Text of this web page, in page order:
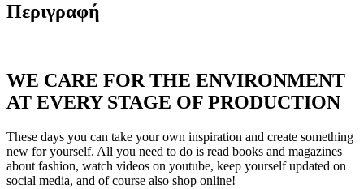
Περιγραφή
WE CARE FOR THE ENVIRONMENT
AT EVERY STAGE OF PRODUCTION
These days you can take your own inspiration and create something
new for yourself. All you need to do is read books and magazines
about fashion, watch videos on youtube, keep yourself updated on
social media, and of course also shop online!